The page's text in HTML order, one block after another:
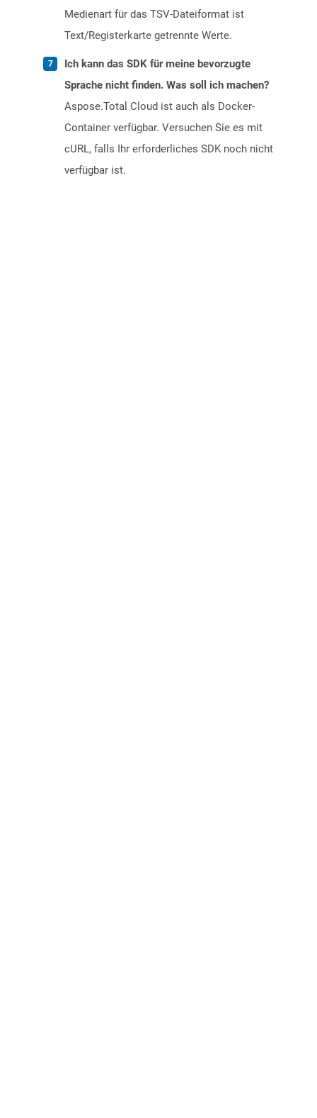
Medienart für das TSV-Dateiformat ist
Text/Registerkarte getrennte Werte.
Ich kann das SDK für meine bevorzugte
Sprache nicht finden. Was soll ich machen?
Aspose.Total Cloud ist auch als Docker-
Container verfügbar. Versuchen Sie es mit
cURL, falls Ihr erforderliches SDK noch nicht
verfügbar ist.